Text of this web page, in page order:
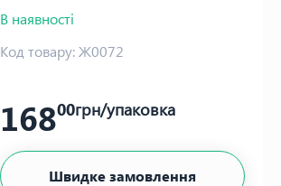
В наявності
Код товару:Ж0072
16800грн/упаковка
Швидке замовлення